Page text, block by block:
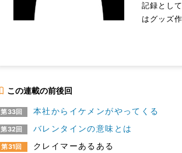
記録とし
はグッズ
この連載の前後回
第33回 本社からイケメンがやってくる
第32回 バレンタインの意味とは
第31回 クレイマーあるある